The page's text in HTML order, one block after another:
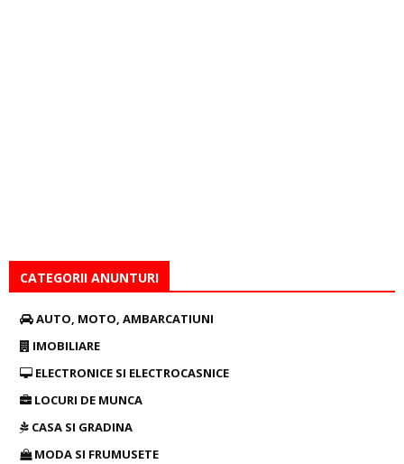
CATEGORII ANUNTURI
AUTO, MOTO, AMBARCATIUNI
IMOBILIARE
ELECTRONICE SI ELECTROCASNICE
LOCURI DE MUNCA
CASA SI GRADINA
MODA SI FRUMUSETE